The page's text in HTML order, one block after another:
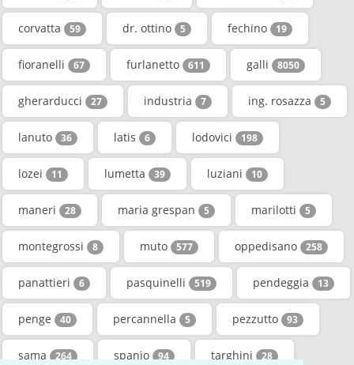
corvatta 59 dr. ottino 5 fechino 19
fioranelli 67 furlanetto 611 galli 8050
gherarducci 27 industria 7 ing. rosazza 5
lanuto 36 latis 6 lodovici 198
lozei 11 lumetta 39 luziani 10
maneri 28 maria grespan 5 marilotti 5
montegrossi 8 muto 577 oppedisano 258
panattieri 6 pasquinelli 519 pendeggia 13
penge 40 percannella 5 pezzutto 93
sama 264 spanio 94 targhini 28